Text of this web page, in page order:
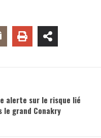
alerte sur le risque lié
grand Conakry